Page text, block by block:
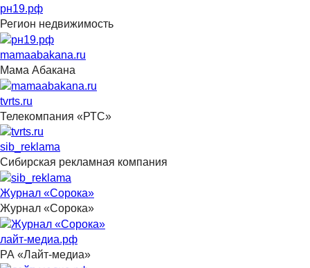
рн19.рф
Регион недвижимость
mamaabakana.ru
Мама Абакана
tvrts.ru
Телекомпания «РТС»
sib_reklama
Сибирская рекламная компания
Журнал «Сорока»
Журнал «Сорока»
лайт-медиа.рф
РА «Лайт-медиа»